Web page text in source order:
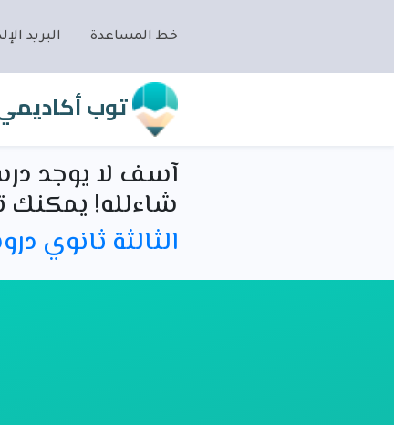
خط المساعدة البريد
توب
آسف لا يوجد
شاءلله!
الثالثة ثانوي